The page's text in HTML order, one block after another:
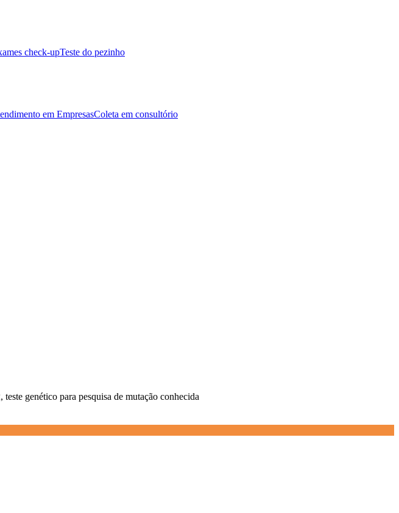
check-upTeste do pezinho
em EmpresasColeta em consultório
genético para pesquisa de mutação conhecida